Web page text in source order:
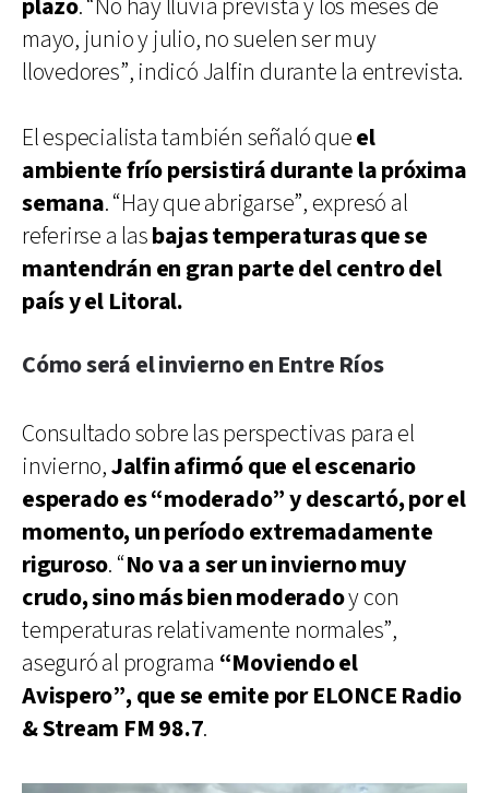
plazo. “No hay lluvia prevista y los meses de
mayo, junio y julio, no suelen ser muy
llovedores”, indicó Jalfin durante la entrevista.
El especialista también señaló queel
ambiente frío persistirá durante la próxima
semana. “Hay que abrigarse”, expresó al
referirse a lasbajas temperaturas que se
mantendrán en gran parte del centro del
país y el Litoral.
Cómo será el invierno en Entre Ríos
Consultado sobre las perspectivas para el
invierno,Jalfin afirmó que el escenario
esperado es “moderado” y descartó, por el
momento, un período extremadamente
riguroso. “No va a ser un invierno muy
crudo, sino más bien moderadoy con
temperaturas relativamente normales”,
aseguró al programa “Moviendo el
Avispero”, que se emite por ELONCE Radio
& Stream FM 98.7.